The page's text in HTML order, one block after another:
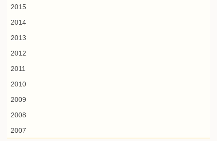
2015
2014
2013
2012
2011
2010
2009
2008
2007